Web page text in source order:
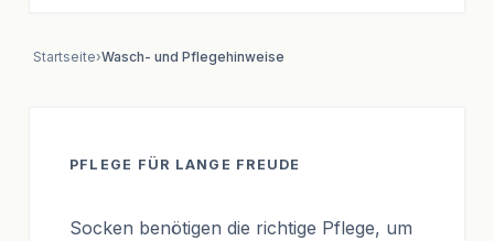
Startseite›Wasch- und Pflegehinweise
PFLEGE FÜR LANGE FREUDE
Socken benötigen die richtige Pflege, um